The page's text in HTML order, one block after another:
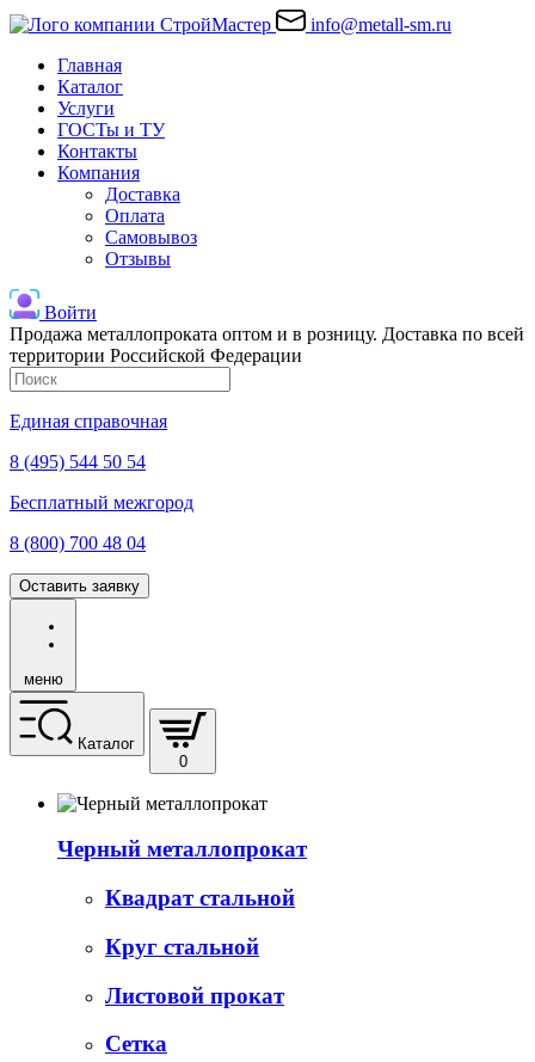
info@metall-sm.ru
Главная
Каталог
Услуги
ГОСТы и ТУ
Контакты
Компания
Доставка
Оплата
Самовывоз
Отзывы
Войти
Продажа металлопроката оптом и в розницу. Доставка по всей
территории Российской Федерации
Единая справочная
8 (495) 544 50 54
Бесплатный межгород
8 (800) 700 48 04
Оставить заявку
меню
Каталог
0
Черный металлопрокат
Квадрат стальной
Круг стальной
Листовой прокат
Сетка